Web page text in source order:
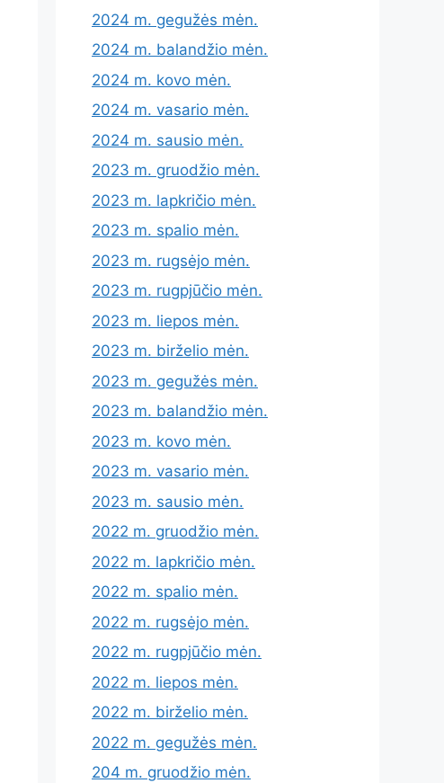
2024 m. gegužės mėn.
2024 m. balandžio mėn.
2024 m. kovo mėn.
2024 m. vasario mėn.
2024 m. sausio mėn.
2023 m. gruodžio mėn.
2023 m. lapkričio mėn.
2023 m. spalio mėn.
2023 m. rugsėjo mėn.
2023 m. rugpjūčio mėn.
2023 m. liepos mėn.
2023 m. birželio mėn.
2023 m. gegužės mėn.
2023 m. balandžio mėn.
2023 m. kovo mėn.
2023 m. vasario mėn.
2023 m. sausio mėn.
2022 m. gruodžio mėn.
2022 m. lapkričio mėn.
2022 m. spalio mėn.
2022 m. rugsėjo mėn.
2022 m. rugpjūčio mėn.
2022 m. liepos mėn.
2022 m. birželio mėn.
2022 m. gegužės mėn.
204 m. gruodžio mėn.